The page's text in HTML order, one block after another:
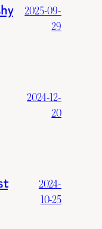
2025-09-
29
2024-12-
20
2024-
10-25